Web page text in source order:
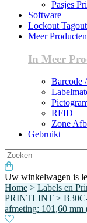
Pasjes
Software
Lockout Tagout
Meer Producten
In Meer
Barcode
RFID
Zone
Gebruikt
Uw winkelwagen is
Home > Labels en
PRINTLINT >
afmeting: 101,60